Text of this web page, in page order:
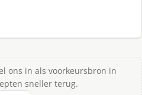
ons in als voorkeursbron in
sneller terug.